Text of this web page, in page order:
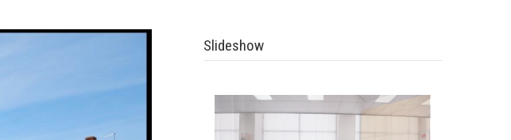
Slideshow